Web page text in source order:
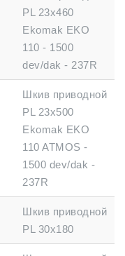
PL 23x460
Ekomak EKO
110 - 1500
dev/dak - 237R
Шкив приводной
PL 23x500
Ekomak EKO
110 ATMOS -
1500 dev/dak -
237R
Шкив приводной
PL 30x180